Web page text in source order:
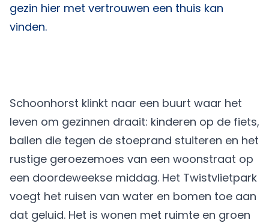
gezin hier met vertrouwen een thuis kan
vinden.
Schoonhorst klinkt naar een buurt waar het
leven om gezinnen draait: kinderen op de fiets,
ballen die tegen de stoeprand stuiteren en het
rustige geroezemoes van een woonstraat op
een doordeweekse middag. Het Twistvlietpark
voegt het ruisen van water en bomen toe aan
dat geluid. Het is wonen met ruimte en groen